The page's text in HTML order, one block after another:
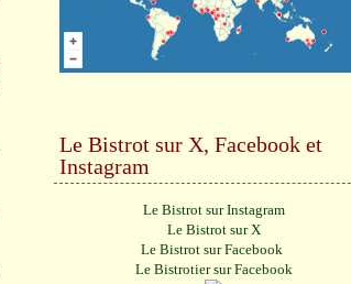
Le Bistrot sur X, Facebook et
Instagram
Le Bistrot sur Instagram
Le Bistrot sur X
Le Bistrot sur Facebook
Le Bistrotier sur Facebook